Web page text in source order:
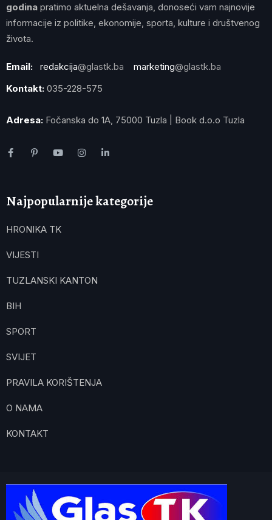
godina pratimo aktuelna dešavanja, donoseći vam najnovije
informacije iz politike, ekonomije, sporta, kulture i društvenog
života.
Email: redakcija@glastk.ba marketing@glastk.ba
Kontakt: 035-228-575
Adresa: Fočanska do 1A, 75000 Tuzla | Book d.o.o Tuzla
Najpopularnije kategorije
HRONIKA TK
VIJESTI
TUZLANSKI KANTON
BIH
SPORT
SVIJET
PRAVILA KORIŠTENJA
O NAMA
KONTAKT